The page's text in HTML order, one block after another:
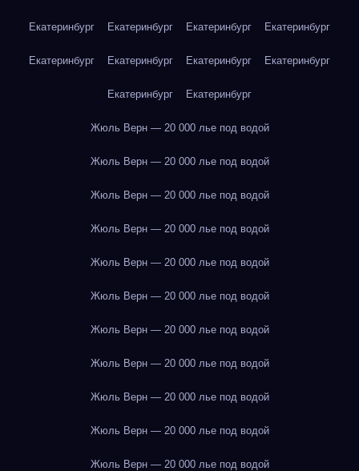
Екатеринбург Екатеринбург Екатеринбург Екатеринбург
Екатеринбург Екатеринбург Екатеринбург Екатеринбург
Екатеринбург Екатеринбург
Жюль Верн — 20 000 лье под водой
Жюль Верн — 20 000 лье под водой
Жюль Верн — 20 000 лье под водой
Жюль Верн — 20 000 лье под водой
Жюль Верн — 20 000 лье под водой
Жюль Верн — 20 000 лье под водой
Жюль Верн — 20 000 лье под водой
Жюль Верн — 20 000 лье под водой
Жюль Верн — 20 000 лье под водой
Жюль Верн — 20 000 лье под водой
Жюль Верн — 20 000 лье под водой